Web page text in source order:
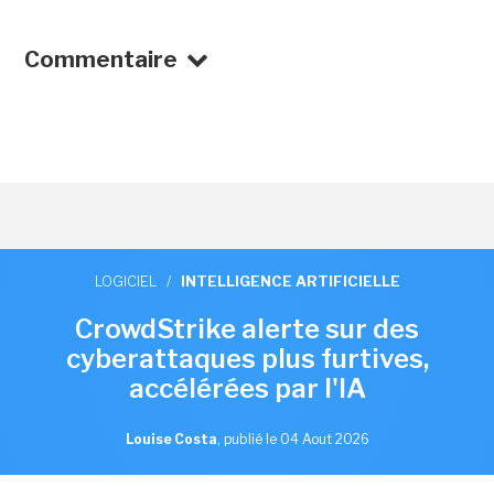
Commentaire
LOGICIEL / INTELLIGENCE ARTIFICIELLE
CrowdStrike alerte sur des
cyberattaques plus furtives,
accélérées par l'IA
Louise Costa, publié le 04 Aout 2026